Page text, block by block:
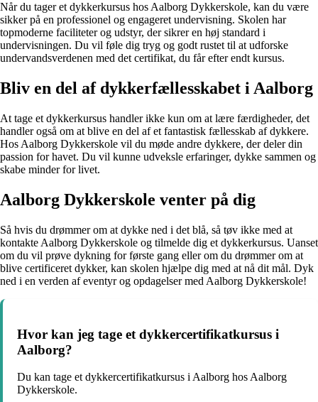
Når du tager et dykkerkursus hos Aalborg Dykkerskole, kan du være
sikker på en professionel og engageret undervisning. Skolen har
topmoderne faciliteter og udstyr, der sikrer en høj standard i
undervisningen. Du vil føle dig tryg og godt rustet til at udforske
undervandsverdenen med det certifikat, du får efter endt kursus.
Bliv en del af dykkerfællesskabet i Aalborg
At tage et dykkerkursus handler ikke kun om at lære færdigheder, det
handler også om at blive en del af et fantastisk fællesskab af dykkere.
Hos Aalborg Dykkerskole vil du møde andre dykkere, der deler din
passion for havet. Du vil kunne udveksle erfaringer, dykke sammen og
skabe minder for livet.
Aalborg Dykkerskole venter på dig
Så hvis du drømmer om at dykke ned i det blå, så tøv ikke med at
kontakte Aalborg Dykkerskole og tilmelde dig et dykkerkursus. Uanset
om du vil prøve dykning for første gang eller om du drømmer om at
blive certificeret dykker, kan skolen hjælpe dig med at nå dit mål. Dyk
ned i en verden af eventyr og opdagelser med Aalborg Dykkerskole!
Hvor kan jeg tage et dykkercertifikatkursus i
Aalborg?
Du kan tage et dykkercertifikatkursus i Aalborg hos Aalborg
Dykkerskole.